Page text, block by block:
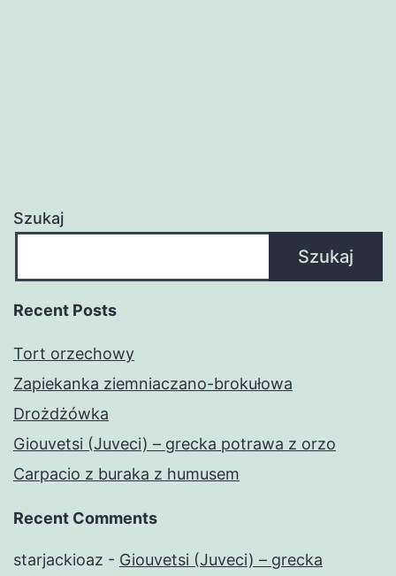
Szukaj
Szukaj
Recent Posts
Tort orzechowy
Zapiekanka ziemniaczano-brokułowa
Drożdżówka
Giouvetsi (Juveci) – grecka potrawa z orzo
Carpacio z buraka z humusem
Recent Comments
starjackioaz - Giouvetsi (Juveci) – grecka